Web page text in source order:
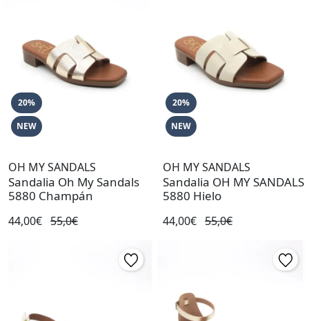
20%
NEW
OH MY SANDALS
Sandalia Oh My Sandals
5880 Champán
44,00€ 55,0€
20%
NEW
OH MY SANDALS
Sandalia OH MY SANDALS
5880 Hielo
44,00€ 55,0€